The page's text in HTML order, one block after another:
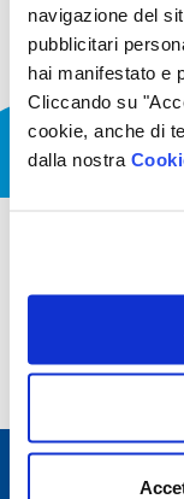
navigazione del
pubblicitari
hai manifestato e
Cliccando su
cookie, anche di
dalla nostra